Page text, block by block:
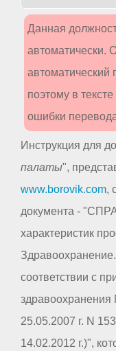
Данная
автоматически.
автоматический
поэтому в
ошибки
Инструкция для
палаты",
www.borovik.com,
документа -
характеристик
соответствии с
здравоохранения
25.05.2007 г. N
14.02.2012 г.)",